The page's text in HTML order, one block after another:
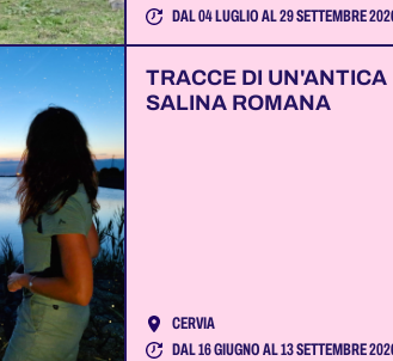
DAL 04 LUGLIO AL 29 SETTEMBRE
TRACCE DI UN'ANTICA
SALINA ROMANA
CERVIA
DAL 16 GIUGNO AL 13 SETTEMBRE